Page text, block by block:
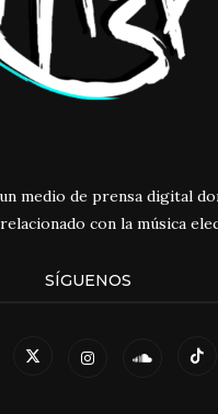
medio de prensa digital
con la música
SÍGUENOS